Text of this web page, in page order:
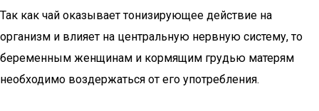
Так как чай оказывает тонизирующее действие на
организм и влияет на центральную нервную систему, то
беременным женщинам и кормящим грудью матерям
необходимо воздержаться от его употребления.